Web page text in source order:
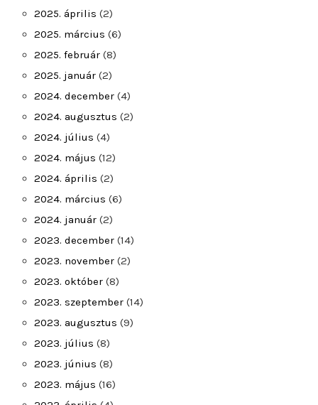
2025. április (2)
2025. március (6)
2025. február (8)
2025. január (2)
2024. december (4)
2024. augusztus (2)
2024. július (4)
2024. május (12)
2024. április (2)
2024. március (6)
2024. január (2)
2023. december (14)
2023. november (2)
2023. október (8)
2023. szeptember (14)
2023. augusztus (9)
2023. július (8)
2023. június (8)
2023. május (16)